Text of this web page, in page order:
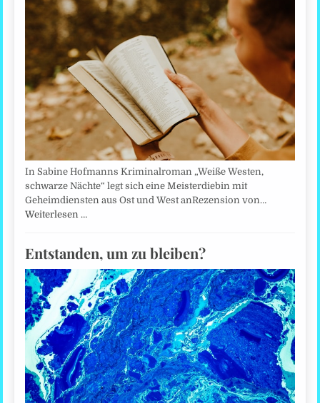
In Sabine Hofmanns Kriminalroman „Weiße Westen,
schwarze Nächte“ legt sich eine Meisterdiebin mit
Geheimdiensten aus Ost und West anRezension von…
Weiterlesen …
Entstanden, um zu bleiben?